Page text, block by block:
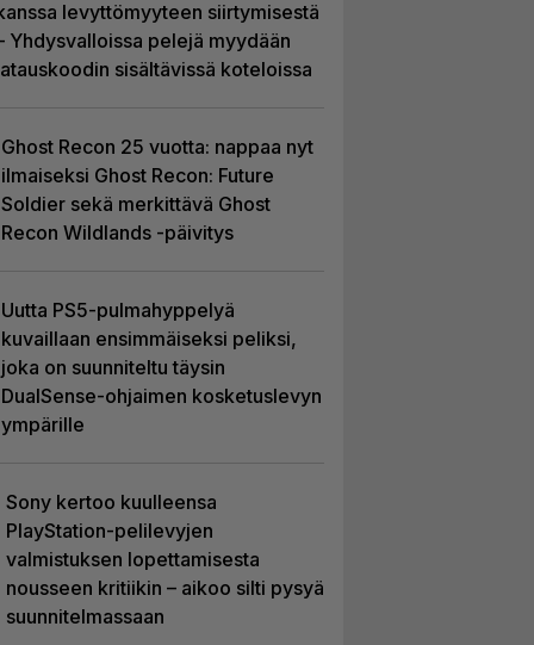
levyttömyyteen siirtymisestä
Yhdysvalloissa pelejä myydään
sisältävissä koteloissa
Ghost Recon 25 vuotta: nappaa nyt
ilmaiseksi Ghost Recon: Future
Soldier sekä merkittävä Ghost
Recon Wildlands -päivitys
Uutta PS5-pulmahyppelyä
kuvaillaan ensimmäiseksi peliksi,
joka on suunniteltu täysin
DualSense-ohjaimen kosketuslevyn
ympärille
Sony kertoo kuulleensa
PlayStation-pelilevyjen
valmistuksen lopettamisesta
nousseen kritiikin – aikoo silti pysyä
suunnitelmassaan